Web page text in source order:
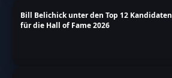
Bill Belichick unter den Top 12 Kandidaten
für die Hall of Fame 2026